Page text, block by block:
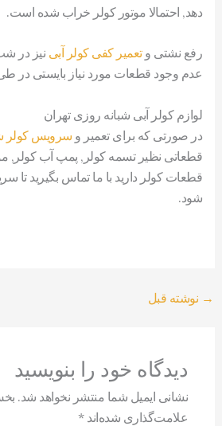
دهد, احتمالا موتور کولر خراب شده است.
رفع نشتی وتعمیر کفی کولر آبی نیز در
عدم وجود قطعات مورد نیاز بایستی در
لوازم کولر آبی شبانه روزی تهران
در صورتی که برای تعمیر و سرویس کولر
قطعاتی نظیر تسمه کولر, پمپ آب کولر,
قطعات کولر دارید با ما تماس بگیرید تا
شود.
→ نوشته قبل
دیدگاه‌ خود را بنویسید
نشانی ایمیل شما منتشر نخواهد شد.
علامت‌گذاری شده‌اند*